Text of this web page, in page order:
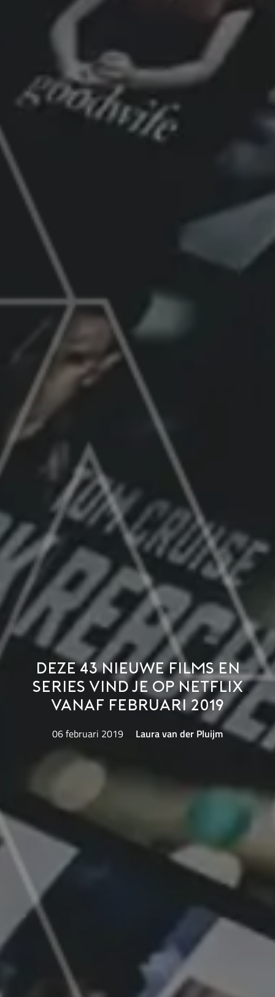
Deze 43 nieuwe films en
series vind je op Netflix
vanaf februari 2019
06 februari 2019 Laura van der Pluijm